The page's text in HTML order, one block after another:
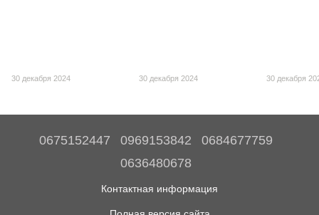
30 декабря 2024 30 декабря 2024 30 декабря
0675152447 0969153842
0684677759
0636480678
Контактная информация